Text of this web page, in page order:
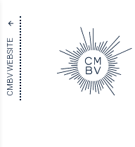
CMBV WEBSITE